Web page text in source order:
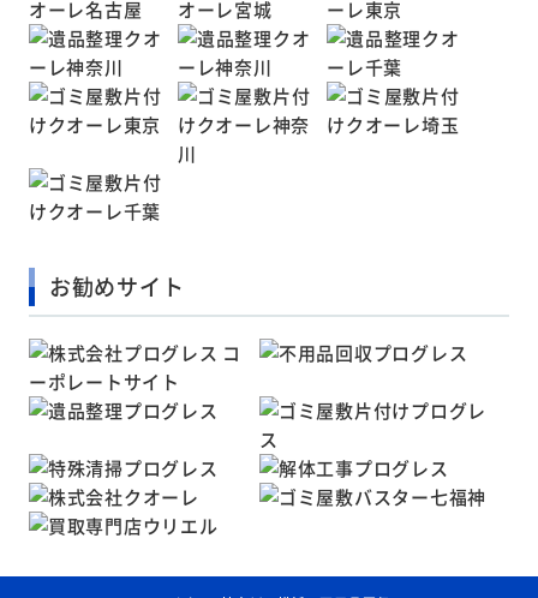
お勧めサイト